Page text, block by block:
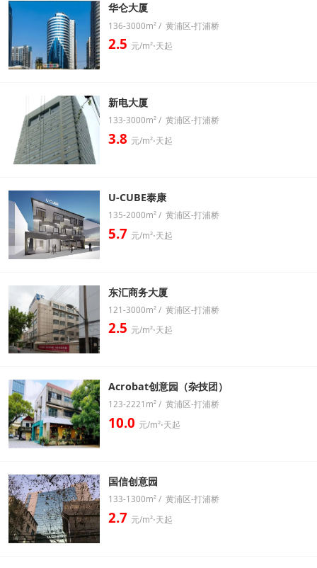
华仑大厦
136-3000m² / 黄浦区-打浦桥
2.5 元/m²⋅天起
新电大厦
133-3000m² / 黄浦区-打浦桥
3.8 元/m²⋅天起
U-CUBE泰康
135-2000m² / 黄浦区-打浦桥
5.7 元/m²⋅天起
东汇商务大厦
121-3000m² / 黄浦区-打浦桥
2.5 元/m²⋅天起
Acrobat创意园（杂技团）
123-2221m² / 黄浦区-打浦桥
10.0 元/m²⋅天起
国信创意园
133-1300m² / 黄浦区-打浦桥
2.7 元/m²⋅天起